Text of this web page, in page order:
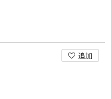
追加